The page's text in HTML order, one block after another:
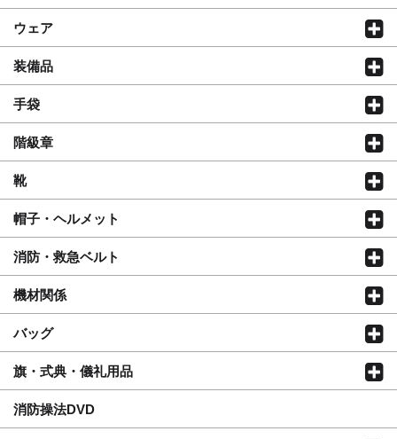
ウェア
装備品
手袋
階級章
靴
帽子・ヘルメット
消防・救急ベルト
機材関係
バッグ
旗・式典・儀礼用品
消防操法DVD